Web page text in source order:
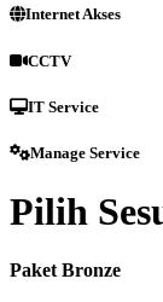
Internet Akses
CCTV
IT Service
Manage Service
Pilih
Paket Bronze